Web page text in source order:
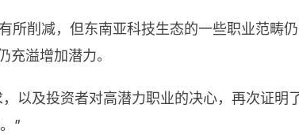
所削减，但东南亚科技生态的一些职业范畴
溢增加潜力。
以及投资者对高潜力职业的决心，再次证明
”